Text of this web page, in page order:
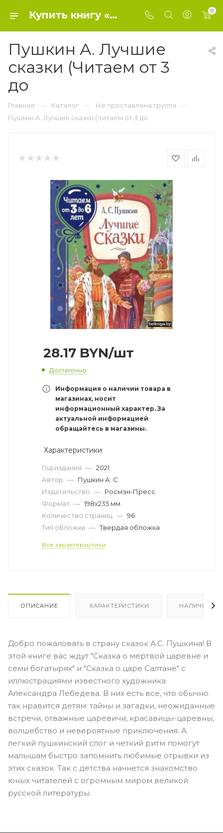
Купить книгу «Пушкин А. Лучшие сказки (Читаем от 3 до» 2021, Пушкин А. С. - Не проставлена группа 0
Пушкин А. Лучшие
сказки (Читаем от 3
до
Главная — Каталог — Не проставлена группа —
Пушкин А. Лучшие сказки (Читаем от 3 до
28.17 BYN/шт
Достаточно
Информация о наличии товара в
магазинах, носит
информационный характер. За
актуальной информацией
обращайтесь в магазины.
Характеристики
Год издания — 2021
Автор — Пушкин А. С.
Издательство — Росмэн-Пресс
Формат — 198x235 мм
Количество страниц — 96
Тип обложки — Твердая обложка
Все характеристики
ОПИСАНИЕ ХАРАКТЕРИСТИКИ НАЛИЧИЕ
Добро пожаловать в страну сказок А.С. Пушкина! В
этой книге вас ждут "Сказка о мертвой царевне и
семи богатырях" и "Сказка о царе Салтане" с
иллюстрациями известного художника
Александра Лебедева. В них есть все, что обычно
так нравится детям: тайны и загадки, неожиданные
встречи, отважные царевичи, красавицы-царевны,
волшебство и невероятные приключения. А
легкий пушкинский слог и четкий ритм помогут
малышам быстро запомнить любимые отрывки из
этих сказок. Так с детства начнется знакомство
юных читателей с огромным миром великой
русской литературы.